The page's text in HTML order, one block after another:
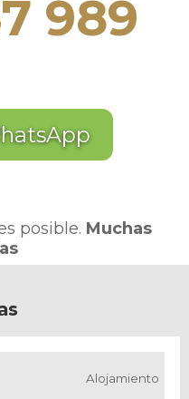
989
posible. Muchas
Alojamiento